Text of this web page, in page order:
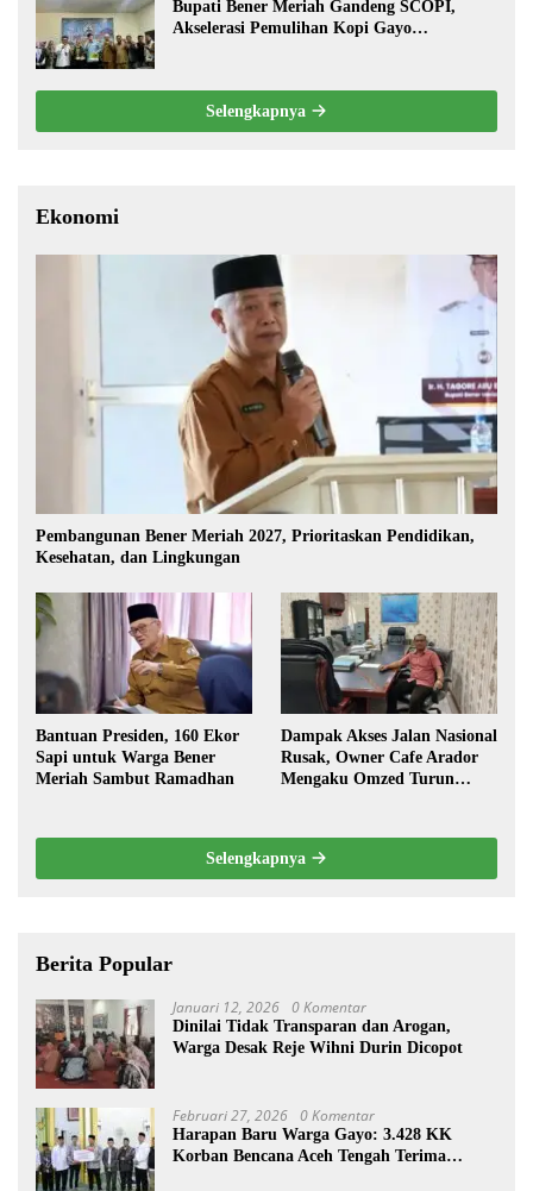
Bupati Bener Meriah Gandeng SCOPI,
Akselerasi Pemulihan Kopi Gayo
Selengkapnya
Ekonomi
Pembangunan Bener Meriah 2027, Prioritaskan Pendidikan,
Kesehatan, dan Lingkungan
Bantuan Presiden, 160 Ekor
Sapi untuk Warga Bener
Meriah Sambut Ramadhan
Dampak Akses Jalan Nasional
Rusak, Owner Cafe Arador
Mengaku Omzed Turun
Selengkapnya
Berita Popular
Januari 12, 2026 0 Komentar
Dinilai Tidak Transparan dan Arogan,
Warga Desak Reje Wihni Durin Dicopot
Februari 27, 2026 0 Komentar
Harapan Baru Warga Gayo: 3.428 KK
Korban Bencana Aceh Tengah Terima